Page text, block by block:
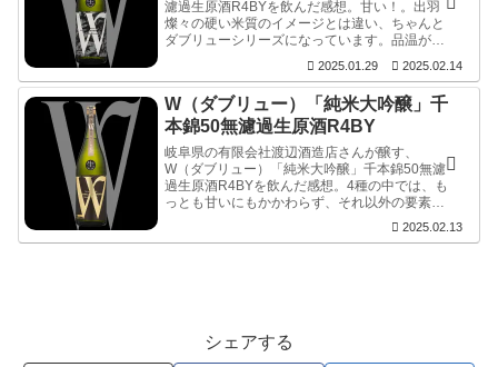
濾過生原酒R4BYを飲んだ感想。甘い！。出羽
燦々の硬い米質のイメージとは違い、ちゃんと
ダブリューシリーズになっています。品温が低
ら崩れていません。溶かしながらも、コメのネ
ガティブな部分を感じさせないのが素晴らし
い。後半は酸とのバランスも良く、余韻を見せ
つつ切れていきます。
2025.01.29 2025.02.14
W（ダブリュー）「純米大吟醸」千
本錦50無濾過生原酒R4BY
岐阜県の有限会社渡辺酒造店さんが醸す、
W（ダブリュー）「純米大吟醸」千本錦50無濾
過生原酒R4BYを飲んだ感想。4種の中では、も
っとも甘いにもかかわらず、それ以外の要素は
持ちよく切れる。いや熟成していなければ、温
2025.02.13
シェアする